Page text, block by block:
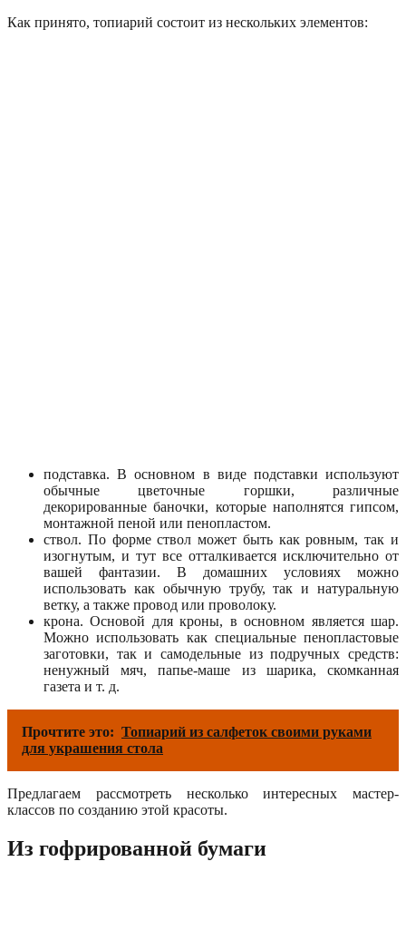
Как принято, топиарий состоит из нескольких элементов:
подставка. В основном в виде подставки используют
обычные цветочные горшки, различные
декорированные баночки, которые наполнятся гипсом,
монтажной пеной или пенопластом.
ствол. По форме ствол может быть как ровным, так и
изогнутым, и тут все отталкивается исключительно от
вашей фантазии. В домашних условиях можно
использовать как обычную трубу, так и натуральную
ветку, а также провод или проволоку.
крона. Основой для кроны, в основном является шар.
Можно использовать как специальные пенопластовые
заготовки, так и самодельные из подручных средств:
ненужный мяч, папье-маше из шарика, скомканная
газета и т. д.
Прочтите это: Топиарий из салфеток своими руками
для украшения стола
Предлагаем рассмотреть несколько интересных мастер-
классов по созданию этой красоты.
Из гофрированной бумаги